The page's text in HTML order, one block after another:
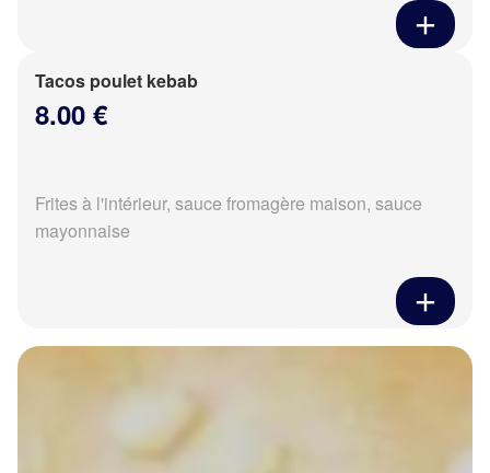
Tacos poulet kebab
8.00 €
Frites à l'intérieur, sauce fromagère maison, sauce
mayonnaise